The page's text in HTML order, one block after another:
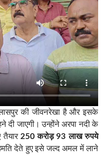
की जीवनरेखा है और इसके
दी जाएगी। उन्होंने अरपा नदी के
तैयार 250 करोड़ 93 लाख रुपये
देते हुए इसे जल्द अमल में लाने